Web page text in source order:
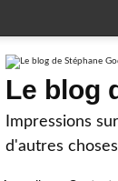
Le blog
Impressions
d'autres